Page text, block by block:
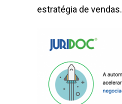
estratégia de vendas.